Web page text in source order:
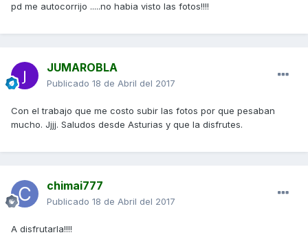
pd me autocorrijo .....no habia visto las fotos!!!!
JUMAROBLA
Publicado 18 de Abril del 2017
Con el trabajo que me costo subir las fotos por que pesaban
mucho. Jjjj. Saludos desde Asturias y que la disfrutes.
chimai777
Publicado 18 de Abril del 2017
A disfrutarla!!!!